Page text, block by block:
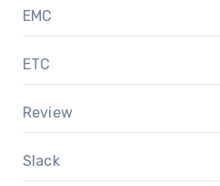
EMC
ETC
Review
Slack